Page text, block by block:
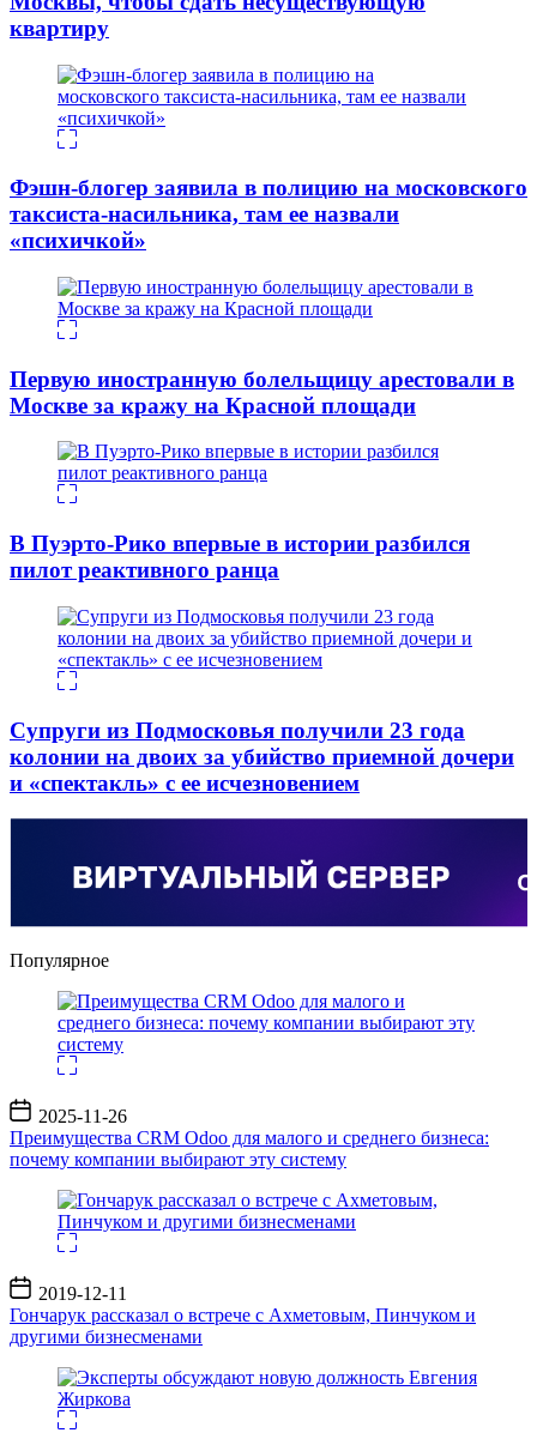
квартиру
Фэшн-блогер заявила в полицию на московского
таксиста-насильника, там ее назвали
«психичкой»
Первую иностранную болельщицу арестовали в
Москве за кражу на Красной площади
В Пуэрто-Рико впервые в истории разбился
пилот реактивного ранца
Супруги из Подмосковья получили 23 года
колонии на двоих за убийство приемной дочери
и «спектакль» с ее исчезновением
Популярное
Дата
записи
2025-11-26
Преимущества CRM Odoo для малого и среднего бизнеса:
почему компании выбирают эту систему
Дата
записи
2019-12-11
Гончарук рассказал о встрече с Ахметовым, Пинчуком и
другими бизнесменами